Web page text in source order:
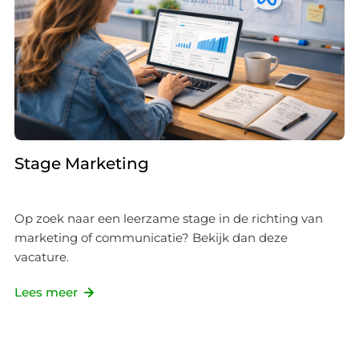
Stage Marketing
Op zoek naar een leerzame stage in de richting van
marketing of communicatie? Bekijk dan deze
vacature.
Lees meer